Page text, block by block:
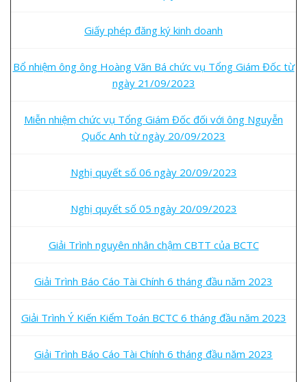
Giấy phép đăng ký kinh doanh
Bổ nhiệm ông ông Hoàng Văn Bá chức vụ Tổng Giám Đốc từ
ngày 21/09/2023
Miễn nhiệm chức vụ Tổng Giám Đốc đối với ông Nguyễn
Quốc Anh từ ngày 20/09/2023
Nghị quyết số 06 ngày 20/09/2023
Nghị quyết số 05 ngày 20/09/2023
Giải Trình nguyên nhân chậm CBTT của BCTC
Giải Trình Báo Cáo Tài Chính 6 tháng đầu năm 2023
Giải Trình Ý Kiến Kiểm Toán BCTC 6 tháng đầu năm 2023
Giải Trình Báo Cáo Tài Chính 6 tháng đầu năm 2023